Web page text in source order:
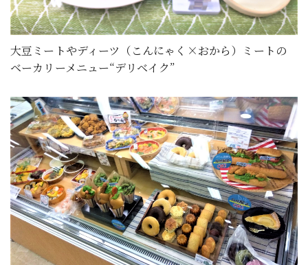
大豆ミートやディーツ（こんにゃく×おから）ミートの
ベーカリーメニュー“デリベイク”